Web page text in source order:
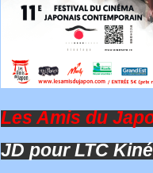
Les Amis du
JD pour LTC